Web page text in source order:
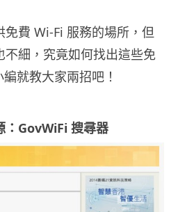
費 Wi-Fi 服務的場所，但
不細，究竟如何找出這些免
就教大家兩招吧！
：GovWiFi 搜尋器